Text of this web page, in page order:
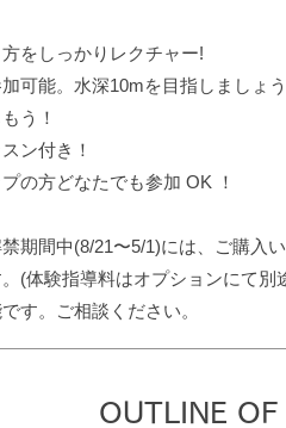
をしっかりレクチャー!
可能。水深10mを目指しましょう
う！
ン付き！
の方どなたでも参加 OK ！
期間中(8/21〜5/1)には、ご購入
(体験指導料はオプションにて別
す。ご相談ください。
OUTLINE OF